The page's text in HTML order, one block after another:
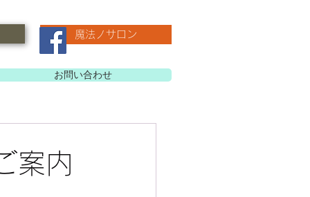
魔法ノサロン
お問い合わせ
案内